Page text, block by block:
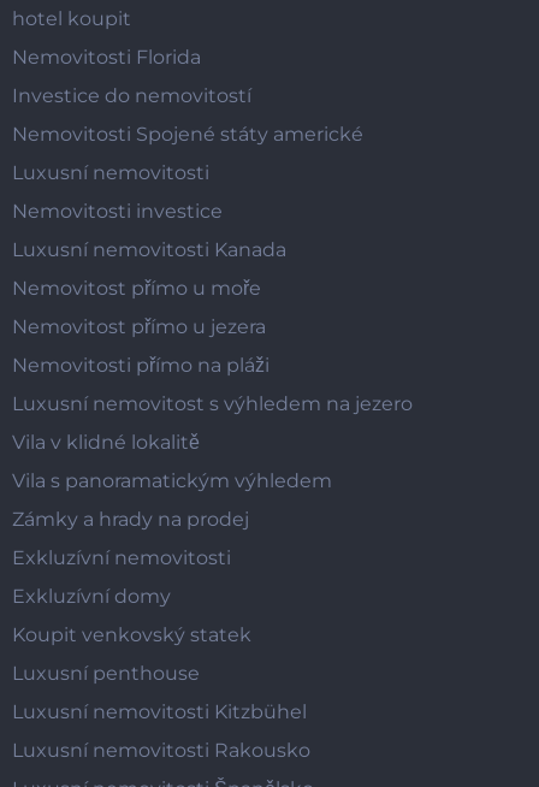
hotel koupit
Nemovitosti Florida
Investice do nemovitostí
Nemovitosti Spojené státy americké
Luxusní nemovitosti
Nemovitosti investice
Luxusní nemovitosti Kanada
Nemovitost přímo u moře
Nemovitost přímo u jezera
Nemovitosti přímo na pláži
Luxusní nemovitost s výhledem na jezero
Vila v klidné lokalitě
Vila s panoramatickým výhledem
Zámky a hrady na prodej
Exkluzívní nemovitosti
Exkluzívní domy
Koupit venkovský statek
Luxusní penthouse
Luxusní nemovitosti Kitzbühel
Luxusní nemovitosti Rakousko